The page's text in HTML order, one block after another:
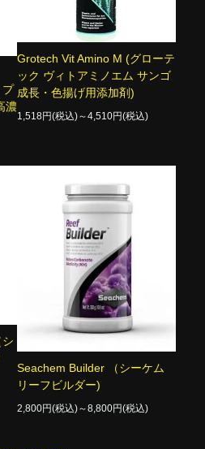
濃
Grotech Vit Amino M (グローテ
ック ヴィトアミノエム サンゴ
成長・色揚げ用添加剤)
1,518円(税込)～4,510円(税込)
Seachem Builder （シーケム
リーフビルダー)
2,800円(税込)～8,800円(税込)